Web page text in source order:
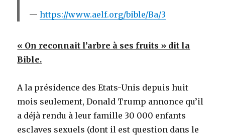
https://www.aelf.org/bible/Ba/3
« On reconnait l’arbre à ses fruits » dit la
Bible.
A la présidence des Etats-Unis depuis huit
mois seulement, Donald Trump annonce qu’il
a déjà rendu à leur famille 30 000 enfants
esclaves sexuels (dont il est question dans le